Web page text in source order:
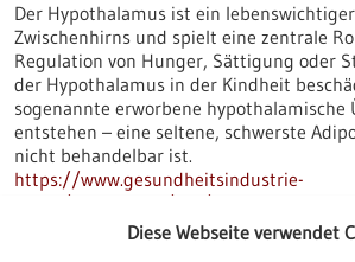
Der Hypothalamus ist ein
Zwischenhirns und spielt eine zentrale
Regulation von Hunger, Sättigung oder
der Hypothalamus in der Kindheit
sogenannte erworbene hypothalamische
entstehen – eine seltene, schwerste
nicht behandelbar ist.
https://www.gesundheitsindustrie-
bw.de/fachbeitrag/pm/neue-therapie-
erworbenem-hypothalamischem-
Diese Webseite verwendet